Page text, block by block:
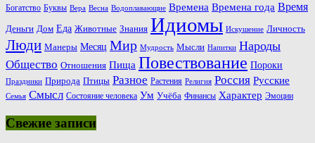
Богатство Буквы Вера Весна Водоплавающие Времена Времена года Время
Деньги Дом Еда Животные Знания Идиомы Искушение Личность
Люди Манеры Месяц Мир Мудрость Мысли Напитки Народы
Общество Отношения Пища Повествование Пороки
Праздники Природа Птицы Разное Растения Религия Россия Русские
Семья Смысл Состояние человека Ум Учёба Финансы Характер Эмоции
Свежие записи